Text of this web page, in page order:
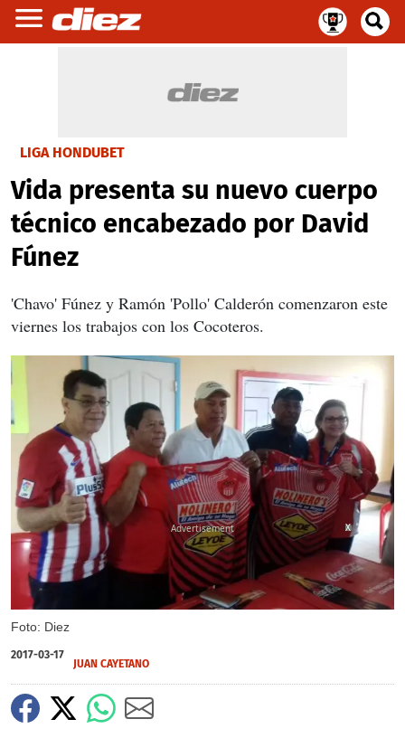
LIGA HONDUBET
Vida presenta su nuevo cuerpo
técnico encabezado por David
Fúnez
'Chavo' Fúnez y Ramón 'Pollo' Calderón comenzaron este
viernes los trabajos con los Cocoteros.
Foto: Diez
X
2017-03-17
JUAN CAYETANO